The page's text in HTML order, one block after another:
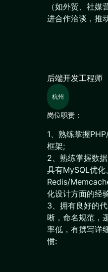
（如外贸、社媒
进合作洽谈，推
后端开发工程师
杭州
岗位职责：
1、熟练掌握
框架;
2、熟练掌握数
具有MySQL优化
Redis/
化设计方面的经
3、拥有良好的
晰，命名规范，
率低，有撰写详
惯: